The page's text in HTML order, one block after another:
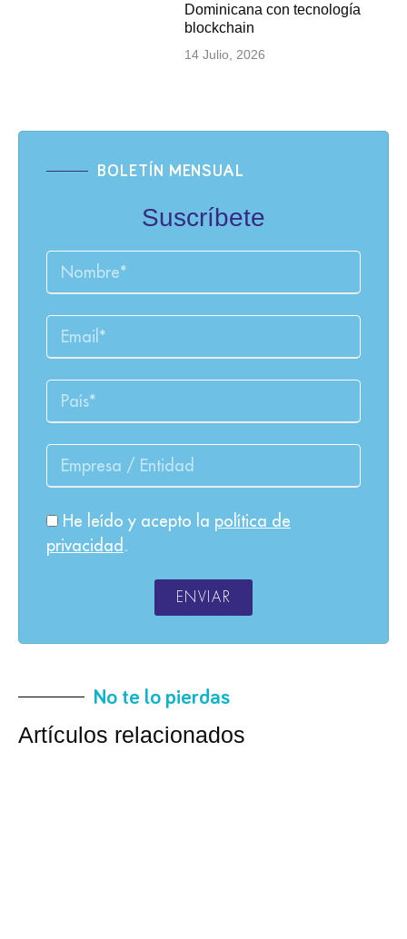
Dominicana con tecnología
blockchain
14 Julio, 2026
BOLETÍN MENSUAL
Suscríbete
He leído y acepto la política de
privacidad .
ENVIAR
No te lo pierdas
Artículos relacionados